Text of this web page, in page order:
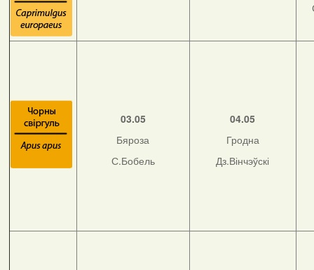
03.05
Бяроза
С.Бобель
04.05
Гродна
Дз.Вінчэўскі